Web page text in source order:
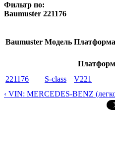
Фильтр по:
Baumuster 221176
Baumuster Модель Платформа
221176
S-class V221
‹ VIN: MERCEDES-BENZ